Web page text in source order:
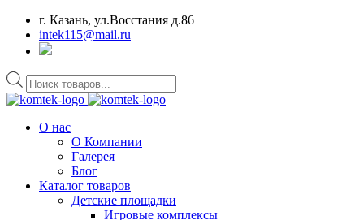
г. Казань, ул.Восстания д.86
intek115@mail.ru
Поиск
товаров
О нас
О Компании
Галерея
Блог
Каталог товаров
Детские площадки
Игровые комплексы